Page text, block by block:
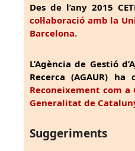
Des de l’any 2015
col·laboració amb la
Barcelona.
L’Agència de Gestió
Recerca (AGAUR)
Reconeixement com
Generalitat de
Suggeriments